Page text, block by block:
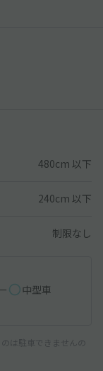
480cm 以下
240cm 以下
制限なし
中型車
は駐車できませんの